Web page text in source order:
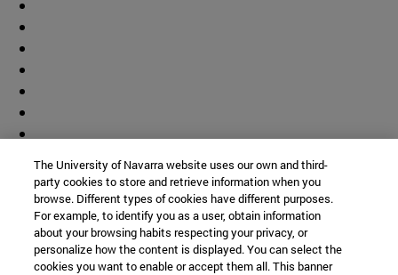
The University of Navarra website uses our own and third-
party cookies to store and retrieve information when you
browse. Different types of cookies have different purposes.
For example, to identify you as a user, obtain information
about your browsing habits respecting your privacy, or
personalize how the content is displayed. You can select the
cookies you want to enable or accept them all. This banner